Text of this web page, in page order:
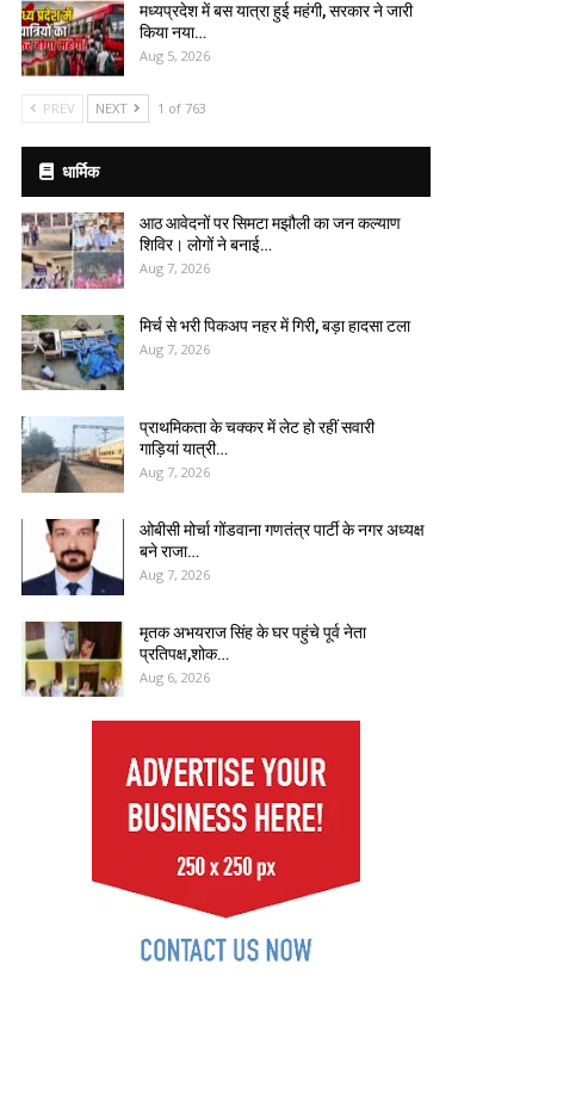
मध्यप्रदेश में बस यात्रा हुई महंगी, सरकार ने जारी
किया नया…
Aug 5, 2026
PREV NEXT 1 of 763
धार्मिक
आठ आवेदनों पर सिमटा मझौली का जन कल्याण
शिविर। लोगों ने बनाई…
Aug 7, 2026
मिर्च से भरी पिकअप नहर में गिरी, बड़ा हादसा टला
Aug 7, 2026
प्राथमिकता के चक्कर में लेट हो रहीं सवारी
गाड़ियां यात्री…
Aug 7, 2026
ओबीसी मोर्चा गोंडवाना गणतंत्र पार्टी के नगर अध्यक्ष
बने राजा…
Aug 7, 2026
मृतक अभयराज सिंह के घर पहुंचे पूर्व नेता
प्रतिपक्ष,शोक…
Aug 6, 2026